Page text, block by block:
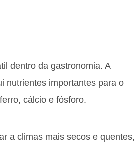
dentro da gastronomia. A
nutrientes importantes para o
cálcio e fósforo.
a climas mais secos e quentes,